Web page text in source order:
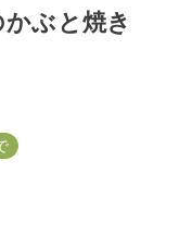
かぶと焼き